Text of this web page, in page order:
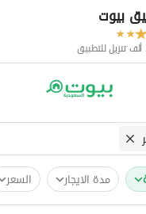
بيوت
مدة الايجار السعر